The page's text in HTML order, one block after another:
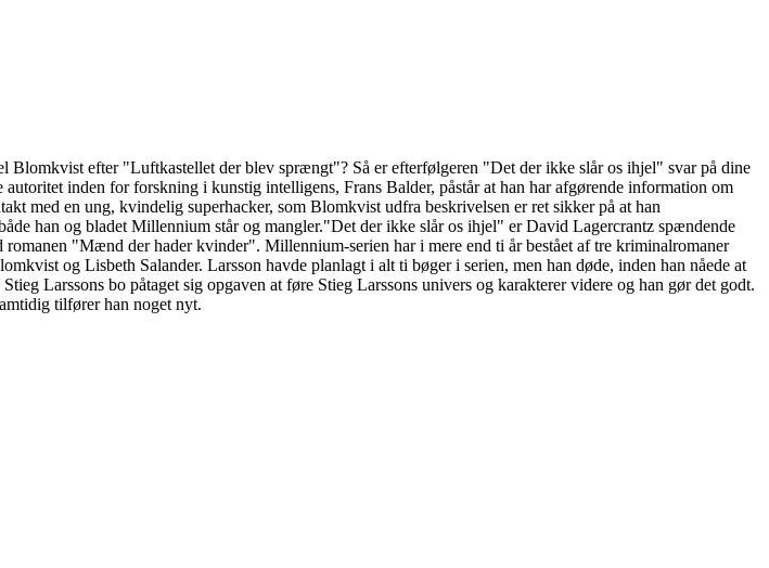
Blomkvist efter "Luftkastellet der blev sprængt"? Så er efterfølgeren "Det der ikke slår os ihjel" svar på dine
inden for forskning i kunstig intelligens, Frans Balder, påstår at han har afgørende information om
med en ung, kvindelig superhacker, som Blomkvist udfra beskrivelsen er ret sikker på at han
han og bladet Millennium står og mangler."Det der ikke slår os ihjel" er David Lagercrantz spændende
"Mænd der hader kvinder". Millennium-serien har i mere end ti år bestået af tre kriminalromaner
og Lisbeth Salander. Larsson havde planlagt i alt ti bøger i serien, men han døde, inden han nåede at
Larssons bo påtaget sig opgaven at føre Stieg Larssons univers og karakterer videre og han gør det godt.
tilfører han noget nyt.